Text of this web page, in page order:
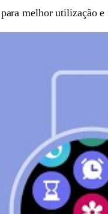
melhor utilização